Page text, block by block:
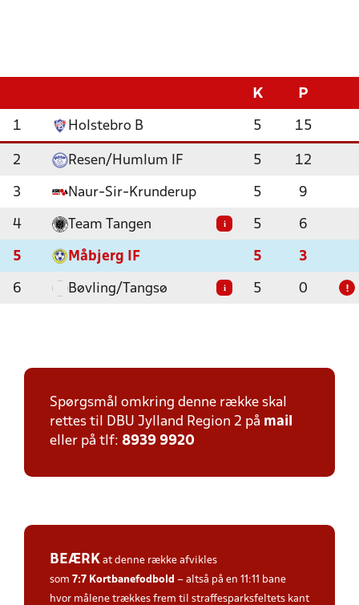
K P
1 Holstebro B 5 15
2 Resen/Humlum IF 5 12
3 Naur-Sir-Krunderup 5 9
4 Team Tangen i 5 6
5 Måbjerg IF 5 3
6 Bøvling/Tangsø i 5 0 !
Spørgsmål omkring denne række skal
rettes til DBU Jylland Region 2 på mail
eller på tlf: 8939 9920
BEÆRK at denne række afvikles
som 7:7 Kortbanefodbold – altså på en 11:11 bane
hvor målene trækkes frem til straffesparksfeltets kant